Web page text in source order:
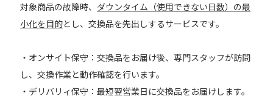
対象商品の故障時、 ダウンタイム（使用できない日数）の最
小化を目的とし、交換品を先出しするサービスです。
・オンサイト保守：交換品をお届け後、専門スタッフが訪問
し、交換作業と動作確認を行います。
・デリバリィ保守：最短翌営業日に交換品をお届けします。